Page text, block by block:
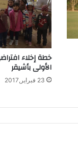
خطة إخلاء
الأولى بأشيقر
23 فبراير,2017